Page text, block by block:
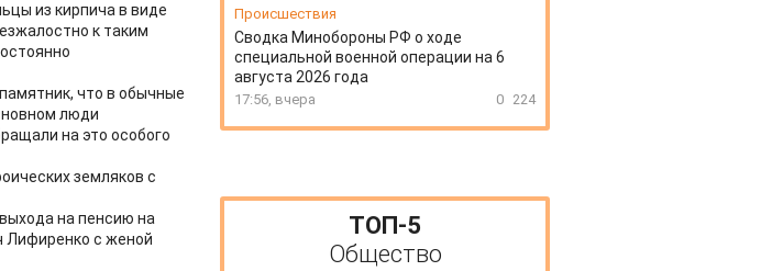
из кирпича в виде
к таким
что в обычные
люди
на это особого
земляков с
на пенсию на
Лифиренко с женой
Происшествия
Сводка Минобороны РФ о ходе
специальной военной операции на 6
августа 2026 года
17:56, вчера 0 224
ТОП-5
Общество